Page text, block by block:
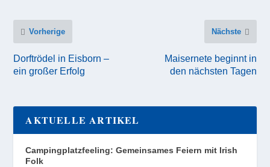
Vorherige
Dorftrödel in Eisborn –
ein großer Erfolg
Nächste
Maisernete beginnt in
den nächsten Tagen
AKTUELLE ARTIKEL
Campingplatzfeeling: Gemeinsames Feiern mit Irish
Folk